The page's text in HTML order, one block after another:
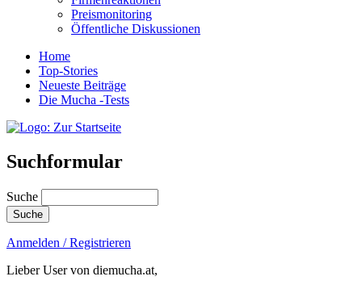
Preismonitoring
Öffentliche Diskussionen
Home
Top-Stories
Neueste Beiträge
Die Mucha -Tests
Suchformular
Suche
Anmelden / Registrieren
Lieber User von diemucha.at,